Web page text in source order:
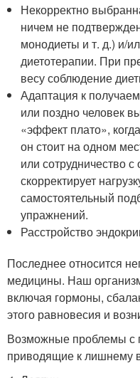
Некорректно
ничем не
монодиеты и т. д.) и/
диетотерапии. При
весу соблюдение
Адаптация к
или поздно человек
«эффект плато»,
он стоит на одном
или сотрудничество
скорректирует
самостоятельный
упражнений.
Расстройство
Последнее относится
медицины. Наш
включая гормоны,
этого равновесия и
Возможные проблемы с
приводящие к лишнему